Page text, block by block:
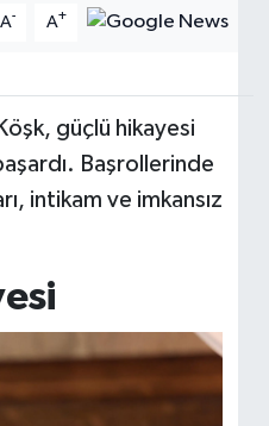
A- A+
güçlü hikayesi
Başrollerinde
intikam ve imkansız